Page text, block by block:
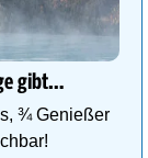
gibt…
¾ Genießer